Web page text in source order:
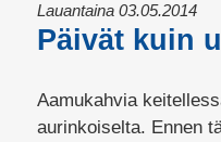
Lauantaina 03.05.2014
Päivät kuin
Aamukahvia
aurinkoiselta. Ennen